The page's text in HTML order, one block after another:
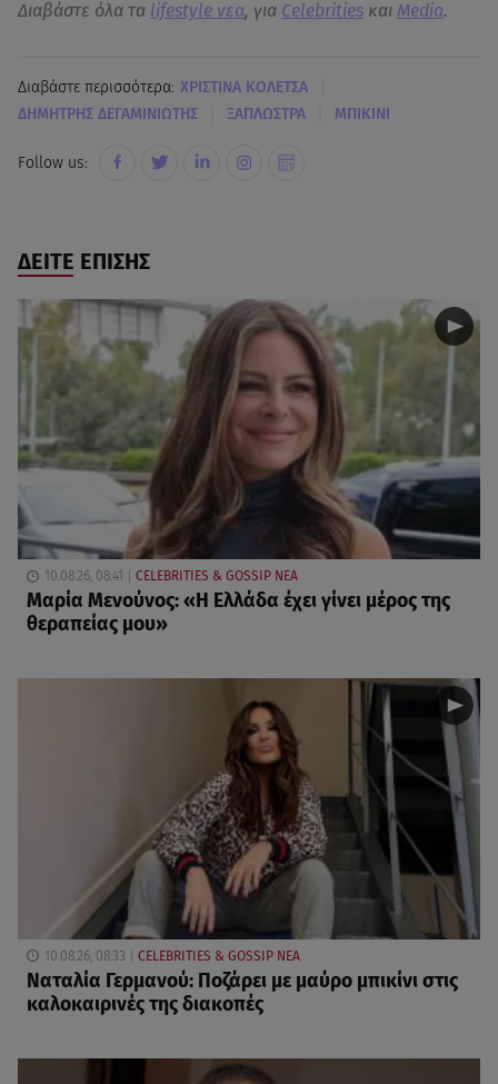
Διαβάστε όλα τα lifestyle νεα, για Celebrities και Media.
Διαβάστε περισσότερα: ΧΡΙΣΤΙΝΑ ΚΟΛΕΤΣΑ
ΔΗΜΗΤΡΗΣ ΔΕΓΑΜΙΝΙΩΤΗΣ ΞΑΠΛΩΣΤΡΑ ΜΠΙΚΙΝΙ
Follow us:
ΔΕΙΤΕ ΕΠΙΣΗΣ
10.08.26, 08:41 CELEBRITIES & GOSSIP ΝΕΑ
Μαρία Μενούνος: «Η Ελλάδα έχει γίνει μέρος της
θεραπείας μου»
10.08.26, 08:33 CELEBRITIES & GOSSIP ΝΕΑ
Ναταλία Γερμανού: Ποζάρει με μαύρο μπικίνι στις
καλοκαιρινές της διακοπές